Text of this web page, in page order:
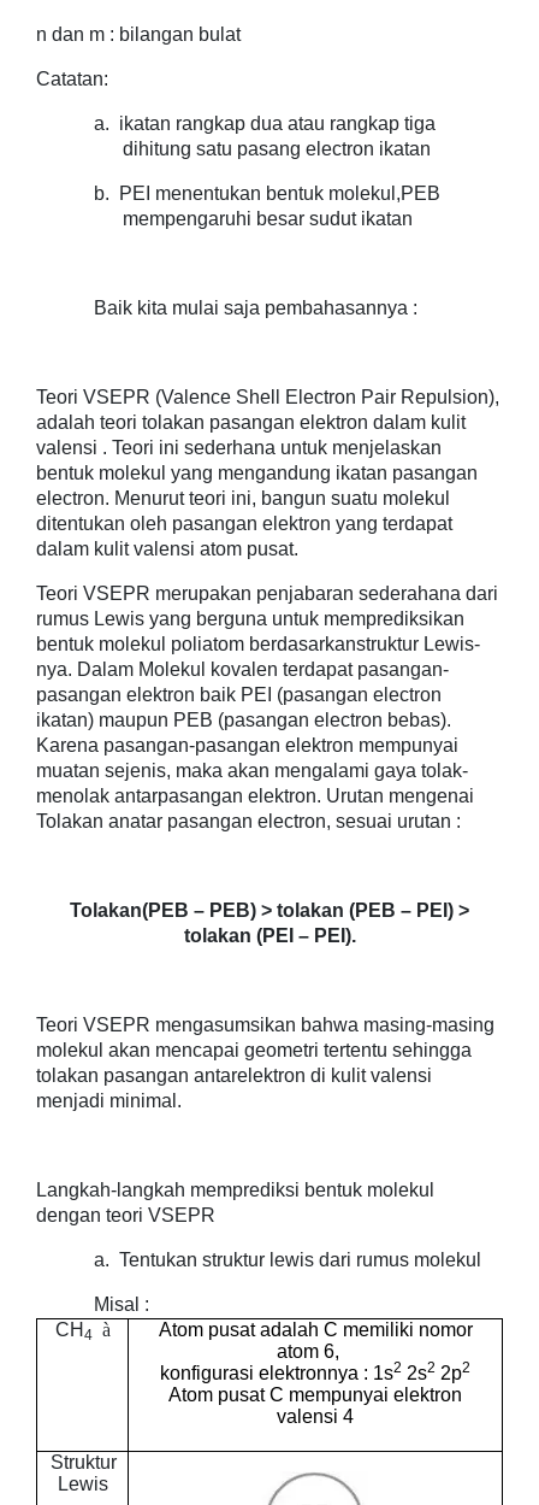
n dan m : bilangan bulat
Catatan:
a. ikatan rangkap dua atau rangkap tiga
dihitung satu pasang electron ikatan
b.
PEI menentukan bentuk molekul,PEB
mempengaruhi besar sudut ikatan
Baik kita mulai saja pembahasannya :
Teori VSEPR (Valence Shell Electron Pair Repulsion),
adalah teori tolakan pasangan elektron dalam kulit
valensi . Teori ini sederhana untuk menjelaskan
bentuk molekul yang mengandung ikatan pasangan
electron. Menurut teori ini, bangun suatu molekul
ditentukan oleh pasangan elektron yang terdapat
dalam kulit valensi atom pusat.
Teori VSEPR merupakan penjabaran sederahana dari
rumus Lewis yang berguna untuk memprediksikan
bentuk molekul poliatom berdasarkanstruktur Lewis-
nya. Dalam Molekul kovalen terdapat pasangan-
pasangan elektron baik PEI (pasangan electron
ikatan) maupun PEB (pasangan electron bebas).
Karena pasangan-pasangan elektron mempunyai
muatan sejenis, maka akan mengalami gaya tolak-
menolak antarpasangan elektron. Urutan mengenai
Tolakan anatar pasangan electron, sesuai urutan :
Tolakan(PEB – PEB) > tolakan (PEB – PEI) >
tolakan (PEI – PEI).
Teori VSEPR mengasumsikan bahwa masing-masing
molekul akan mencapai geometri tertentu sehingga
tolakan pasangan antarelektron di kulit valensi
menjadi minimal.
Langkah-langkah memprediksi bentuk molekul
dengan teori VSEPR
a. Tentukan struktur lewis dari rumus molekul
Misal :
CH 4 à
Atom pusat adalah C memiliki nomor
atom 6,
konfigurasi elektronnya : 1s2 2s2 2p2
Atom pusat C mempunyai elektron
valensi 4
Struktur
Lewis